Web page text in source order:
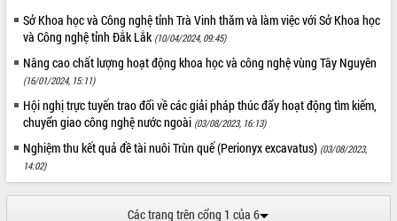
Đắk Lắk: Tôn vinh 46 giải pháp tại Hội
thi Sáng tạo Kỹ thuật 2024 - 2025
Đắk Lắk rà soát, điều chỉnh Đề án 190
về phát triển nuôi trồng thủy sản
Phó Chủ tịch UBND tỉnh Đắk Lắk
Trương Công Thái kiểm tra thực địa
Dự án cao tốc Khánh Hòa - Buôn Ma
Thuột
Định vị cà phê Việt Nam như một “di
Sở Khoa học và Công nghệ tỉnh Trà Vinh thăm và làm việc với Sở Khoa học
và Công nghệ tỉnh Đắk Lắk (10/04/2024, 09:45)
Nâng cao chất lượng hoạt động khoa học và công nghệ vùng Tây Nguyên
(16/01/2024, 15:11)
Hội nghị trực tuyến trao đổi về các giải pháp thúc đẩy hoạt động tìm kiếm,
chuyển giao công nghệ nước ngoài (03/08/2023, 16:13)
Nghiệm thu kết quả đề tài nuôi Trùn quế (Perionyx excavatus) (03/08/2023,
14:02)
Các trang trên cổng 1 của 6